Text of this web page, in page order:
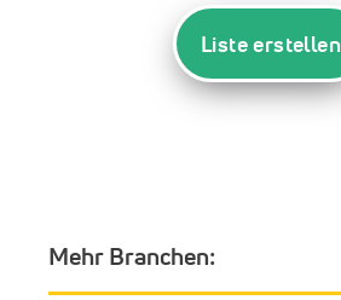
Liste erstellen
Mehr Branchen: